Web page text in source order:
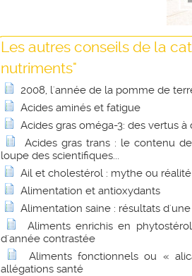
Les autres conseils de la
nutriments"
2008, l'année de la pomme de
Acides aminés et fatigue
Acides gras oméga-3: des vertus à
Acides gras trans : le contenu
loupe des scientifiques...
Ail et cholestérol : mythe ou réalité
Alimentation et antioxydants
Alimentation saine : résultats
Aliments enrichis en
d'année contrastée
Aliments fonctionnels ou «
allégations santé